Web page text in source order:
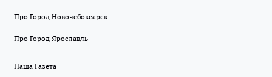
Про Город Новочебоксарск
Про Город Ярославль
Наша Газета